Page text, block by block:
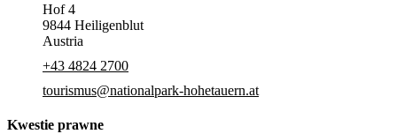
Hof 4
9844 Heiligenblut
Austria
+43 4824 2700
tourismus@nationalpark-hohetauern.at
Kwestie prawne